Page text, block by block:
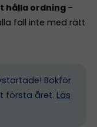
hålla ordning –
fall inte med rätt
Bokför
första året. Läs